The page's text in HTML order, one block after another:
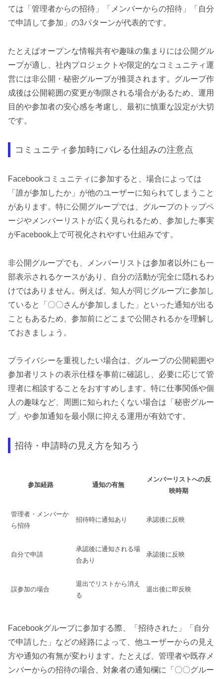
ては「管理者からの招待」「メンバーからの招待」「自分
で申請して参加」の3パターンが代表的です。
たとえばオープンな情報共有や趣味の集まりには公開グル
ープが適し、社内プロジェクトや限定的なコミュニティ運
営には非公開・秘密グループが推奨されます。グループ作
成後は公開範囲の変更が制限される場合があるため、運用
目的や参加者の安心感を考慮し、最初に慎重な設定が大切
です。
コミュニティ参加時にバレる仕組みの注意点
Facebookコミュニティに参加すると、場合によっては
「誰が参加したか」が他のユーザーに知られてしまうこと
があります。特に公開グループでは、グループのトップペ
ージやメンバーリストが広く見られるため、参加した事実
がFacebook上で可視化されやすい仕組みです。
非公開グループでも、メンバーリストは参加者以外にも一
部表示されるケースがあり、自分の活動が完全に隠れるわ
けではありません。例えば、知人が同じグループに参加し
ていると「〇〇さんが参加しました」といった通知が出る
こともあるため、参加前にどこまで公開されるかを理解し
ておきましょう。
プライバシーを重視したい場合は、グループの公開範囲や
参加者リストの表示仕様を事前に確認し、必要に応じて管
理者に相談することをおすすめします。特に仕事関係や個
人の趣味など、周囲に知られたくない場合は「秘密グルー
プ」や参加通知を最小限に抑える運用が有効です。
招待・申請時の見え方を知ろう
参加経路 通知の有無
メンバーリストへの反
映時期
管理者・メンバーか
ら招待
招待時に通知あり 承認後に反映
自分で申請
承認後に通知される場
合あり
承認後に反映
誤参加の場合
退出でリストから消え
る
退出後に即反映
Facebookグループに参加する際、「招待された」「自分
で申請した」などの経路によって、他ユーザーからの見え
方や通知の有無が変わります。たとえば、管理者や既存メ
ンバーからの招待の場合、対象者の通知欄に「〇〇グルー